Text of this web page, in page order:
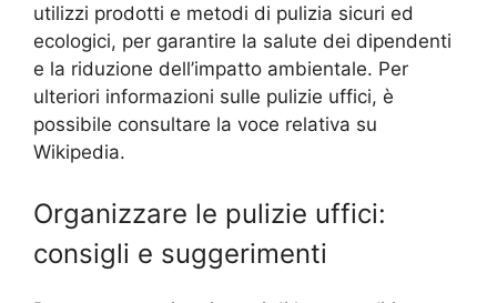
utilizzi prodotti e metodi di pulizia sicuri ed
ecologici, per garantire la salute dei dipendenti
e la riduzione dell’impatto ambientale. Per
ulteriori informazioni sulle pulizie uffici, è
possibile consultare la voce relativa su
Wikipedia.
Organizzare le pulizie uffici:
consigli e suggerimenti